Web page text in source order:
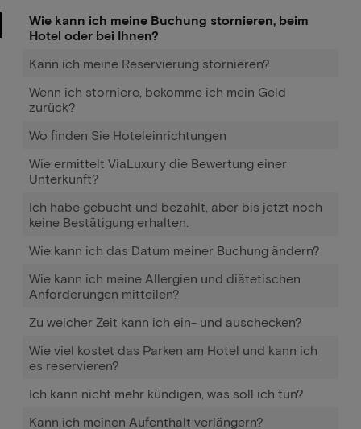
Wie kann ich meine Buchung stornieren, beim
Hotel oder bei Ihnen?
Kann ich meine Reservierung stornieren?
Wenn ich storniere, bekomme ich mein Geld
zurück?
Wo finden Sie Hoteleinrichtungen
Wie ermittelt ViaLuxury die Bewertung einer
Unterkunft?
Ich habe gebucht und bezahlt, aber bis jetzt noch
keine Bestätigung erhalten.
Wie kann ich das Datum meiner Buchung ändern?
Wie kann ich meine Allergien und diätetischen
Anforderungen mitteilen?
Zu welcher Zeit kann ich ein- und auschecken?
Wie viel kostet das Parken am Hotel und kann ich
es reservieren?
Ich kann nicht mehr kündigen, was soll ich tun?
Kann ich meinen Aufenthalt verlängern?